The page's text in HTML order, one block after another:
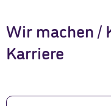
Wir machen /
Karriere